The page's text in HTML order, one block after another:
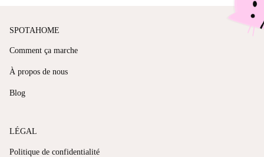
SPOTAHOME
Comment ça marche
À propos de nous
Blog
LÉGAL
Politique de confidentialité